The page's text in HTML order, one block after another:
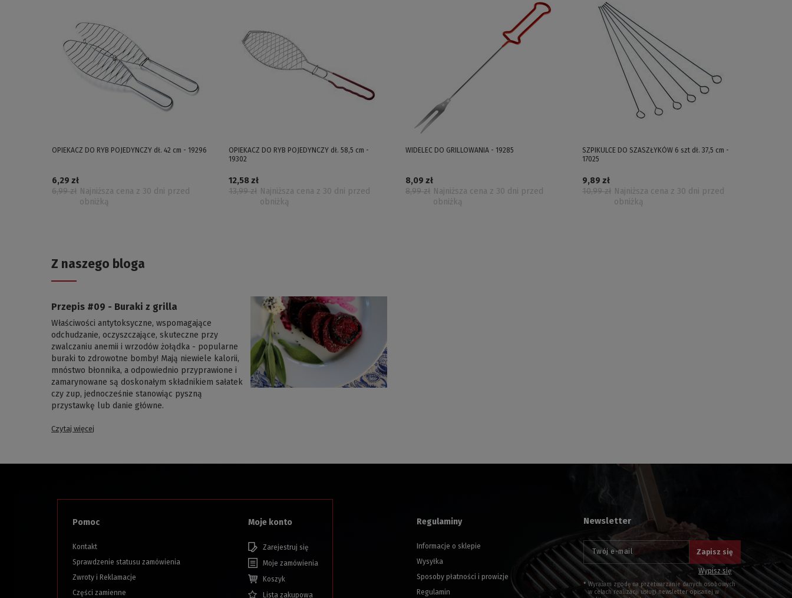
OPIEKACZ DO RYB POJEDYNCZY dł. 42 cm - 19296
6,29 zł
6,99 zł Najniższa cena z 30 dni przed
obniżką
OPIEKACZ DO RYB POJEDYNCZY dł. 58,5 cm -
19302
12,58 zł
13,99 zł Najniższa cena z 30 dni przed
obniżką
WIDELEC DO GRILLOWANIA - 19285
8,09 zł
8,99 zł Najniższa cena z 30 dni przed
obniżką
SZPIKULCE DO SZASZŁYKÓW 6 szt dł. 37,5 cm -
17025
9,89 zł
10,99 zł Najniższa cena z 30 dni przed
obniżką
Z naszego bloga
Przepis #09 - Buraki z grilla
Właściwości antytoksyczne, wspomagające
odchudzanie, oczyszczające, skuteczne przy
zwalczaniu anemii i wrzodów żołądka - popularne
buraki to zdrowotne bomby! Mają niewiele kalorii,
mnóstwo błonnika, a odpowiednio przyprawione i
zamarynowane są doskonałym składnikiem sałatek
czy zup, jednocześnie stanowiąc pyszną
przystawkę lub danie główne.
Czytaj więcej
Pomoc
Kontakt
Sprawdzenie statusu zamówienia
Zwroty i Reklamacje
Części zamienne
Moje konto
Zarejestruj się
Moje zamówienia
Koszyk
Lista zakupowa
Regulaminy
Informacje o sklepie
Wysyłka
Sposoby płatności i prowizje
Regulamin
Newsletter
Twój e-mail Zapisz się
Wypisz się
Wyrażam zgodę na przetwarzanie danych osobowych
w celach realizacji usługi newsletter opisanej w